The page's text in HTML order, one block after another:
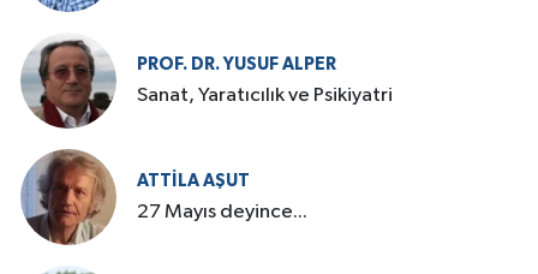
PROF. DR. YUSUF ALPER
Sanat, Yaratıcılık ve Psikiyatri
ATTILA AŞUT
27 Mayıs deyince...